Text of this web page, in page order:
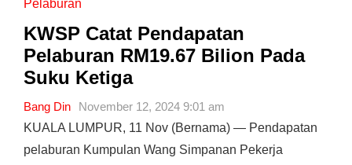
Pelaburan
KWSP Catat Pendapatan
Pelaburan RM19.67 Bilion Pada
Suku Ketiga
Bang Din
November 12, 2024 9:01 am
KUALA LUMPUR, 11 Nov (Bernama) — Pendapatan
pelaburan Kumpulan Wang Simpanan Pekerja